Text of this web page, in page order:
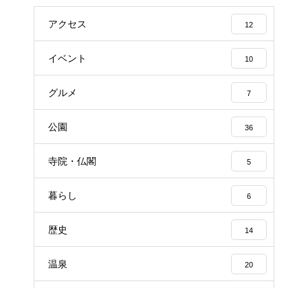
アクセス 12
イベント 10
グルメ 7
公園 36
寺院・仏閣 5
暮らし 6
歴史 14
温泉 20